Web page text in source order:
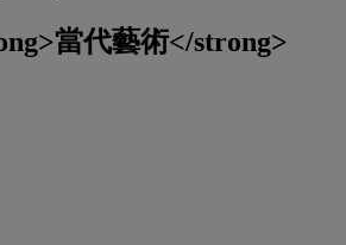
當代藝術</strong>